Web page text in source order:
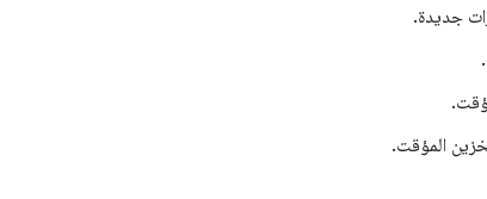
جديدة.
المؤقت.